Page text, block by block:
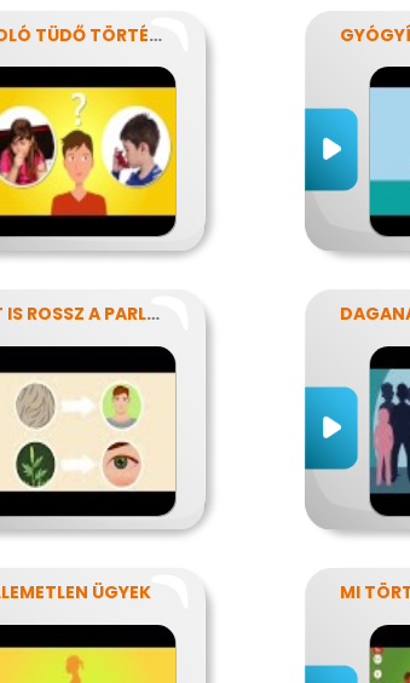
A SÍPOLÓ TÜDŐ TÖRTÉNETE
MIÉRT IS ROSSZ A PARLAGFŰ?
ÜGYEK